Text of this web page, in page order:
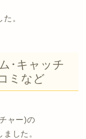
。
･キャッチ
ミなど
ャー)の
した。